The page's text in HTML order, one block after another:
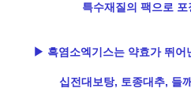
특수재질의 팩으로
▶ 흑염소엑기스는 약효가 뛰어
십전대보탕, 토종대추, 들